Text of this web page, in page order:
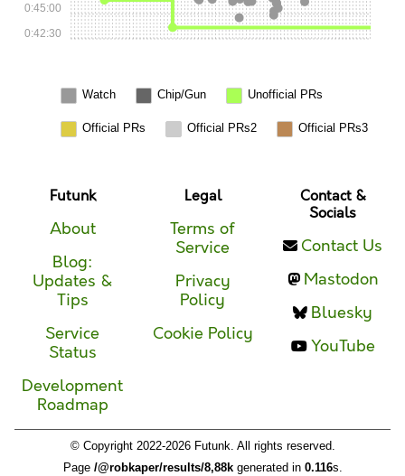
0:42:30
0:45:00
Watch Chip/Gun Unofficial PRs
Official PRs Official PRs2 Official PRs3
Futunk
About
Blog:
Updates &
Tips
Service
Status
Development
Roadmap
Legal
Terms of
Service
Privacy
Policy
Cookie Policy
Contact &
Socials
Contact Us
Mastodon
Bluesky
YouTube
© Copyright 2022-2026 Futunk. All rights reserved.
Page /@robkaper/results/8,88kgenerated in 0.116s.